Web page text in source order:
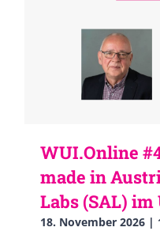
WUI.Online
made in
Labs (SAL)
18. November 2026 |